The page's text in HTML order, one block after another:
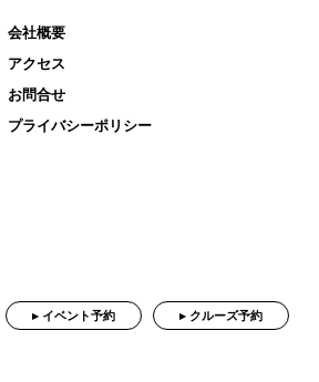
会社概要
アクセス
お問合せ
プライバシーポリシー
▸ イベント予約 ▸ クルーズ予約